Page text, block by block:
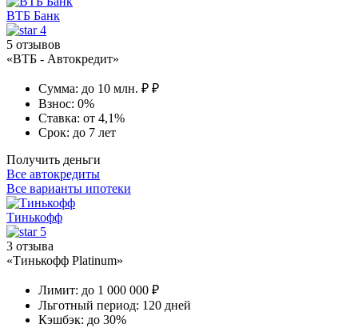
ВТБ Банк
4
5 отзывов
«ВТБ - Автокредит»
Сумма: до 10 млн. ₽ ₽
Взнос: 0%
Ставка: от 4,1%
Срок: до 7 лет
Получить деньги
Все автокредиты
Все варианты ипотеки
Тинькофф
5
3 отзыва
«Тинькофф Platinum»
Лимит: до 1 000 000 ₽
Льготный период: 120 дней
Кэшбэк: до 30%